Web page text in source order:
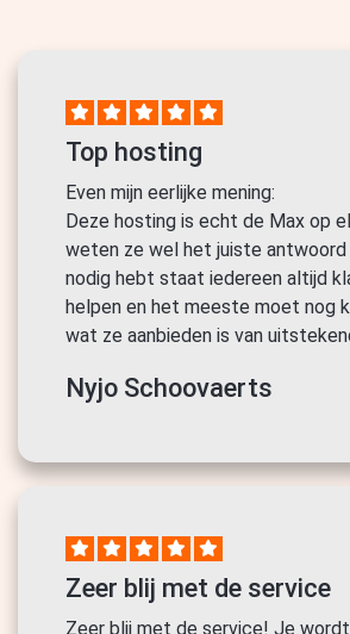
Top hosting
Even mijn eerlijke mening:
Deze hosting is echt de Max op
weten ze wel het juiste antwoord
nodig hebt staat iedereen altijd
helpen en het meeste moet nog
wat ze aanbieden is van
Nyjo Schoovaerts
Zeer blij met de service
Zeer blij met de service! Je